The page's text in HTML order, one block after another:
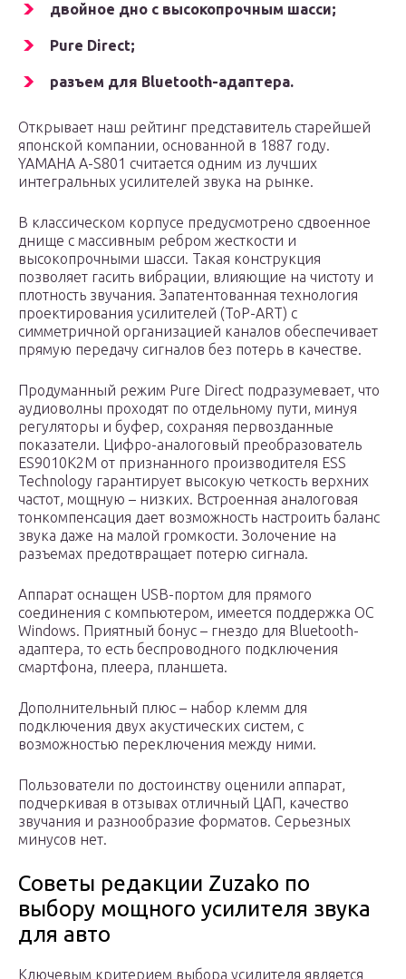
двойное дно с высокопрочным шасси;
Pure Direct;
разъем для Bluetooth-адаптера.
Открывает наш рейтинг представитель старейшей
японской компании, основанной в 1887 году.
YAMAHA A-S801 считается одним из лучших
интегральных усилителей звука на рынке.
В классическом корпусе предусмотрено сдвоенное
днище с массивным ребром жесткости и
высокопрочными шасси. Такая конструкция
позволяет гасить вибрации, влияющие на чистоту и
плотность звучания. Запатентованная технология
проектирования усилителей (ToP-ART) с
симметричной организацией каналов обеспечивает
прямую передачу сигналов без потерь в качестве.
Продуманный режим Pure Direct подразумевает, что
аудиоволны проходят по отдельному пути, минуя
регуляторы и буфер, сохраняя первозданные
показатели. Цифро-аналоговый преобразователь
ES9010K2M от признанного производителя ESS
Technology гарантирует высокую четкость верхних
частот, мощную – низких. Встроенная аналоговая
тонкомпенсация дает возможность настроить баланс
звука даже на малой громкости. Золочение на
разъемах предотвращает потерю сигнала.
Аппарат оснащен USB-портом для прямого
соединения с компьютером, имеется поддержка ОС
Windows. Приятный бонус – гнездо для Bluetooth-
адаптера, то есть беспроводного подключения
смартфона, плеера, планшета.
Дополнительный плюс – набор клемм для
подключения двух акустических систем, с
возможностью переключения между ними.
Пользователи по достоинству оценили аппарат,
подчеркивая в отзывах отличный ЦАП, качество
звучания и разнообразие форматов. Серьезных
минусов нет.
Советы редакции Zuzako по
выбору мощного усилителя звука
для авто
Ключевым критерием выбора усилителя является